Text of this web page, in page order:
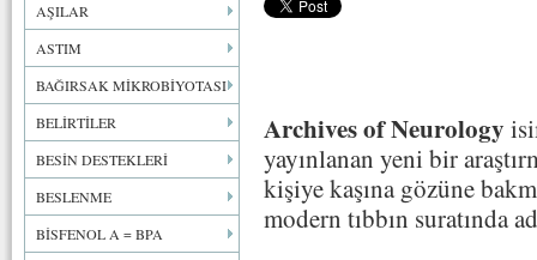
AŞILAR
ASTIM
BAĞIRSAK MİKROBİYOTASI
BELİRTİLER
BESİN DESTEKLERİ
BESLENME
BİSFENOL A = BPA
Archives of Neurology
yayınlanan yeni bir
kişiye kaşına gözüne
modern tıbbın suratında